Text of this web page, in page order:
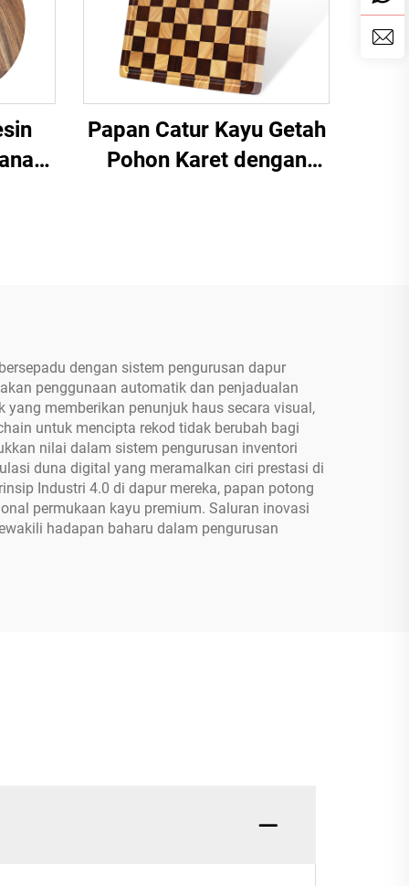
Papan Catur Kayu Getah
Pohon Karet dengan
dengan sistem pengurusan dapur
penggunaan automatik dan penjadualan
memberikan penunjuk haus secara visual,
untuk mencipta rekod tidak berubah bagi
nilai dalam sistem pengurusan inventori
duna digital yang meramalkan ciri prestasi di
Industri 4.0 di dapur mereka, papan potong
permukaan kayu premium. Saluran inovasi
hadapan baharu dalam pengurusan